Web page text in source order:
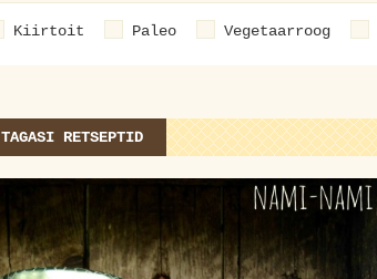
Kiirtoit Paleo Vegetaarroog
TAGASI RETSEPTID